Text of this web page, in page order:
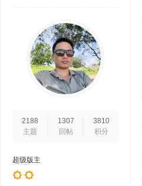
2188
主题
1307
回帖
3810
积分
超级版主